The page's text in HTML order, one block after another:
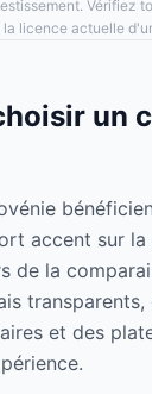
Vérifiez
licence actuelle
un
accent sur
de la
et des